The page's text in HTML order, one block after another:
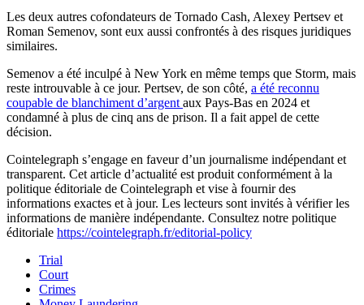
Les deux autres cofondateurs de Tornado Cash, Alexey Pertsev et
Roman Semenov, sont eux aussi confrontés à des risques juridiques
similaires.
Semenov a été inculpé à New York en même temps que Storm, mais
reste introuvable à ce jour. Pertsev, de son côté, a été reconnu
coupable de blanchiment d’argent aux Pays-Bas en 2024 et
condamné à plus de cinq ans de prison. Il a fait appel de cette
décision.
Cointelegraph s’engage en faveur d’un journalisme indépendant et
transparent. Cet article d’actualité est produit conformément à la
politique éditoriale de Cointelegraph et vise à fournir des
informations exactes et à jour. Les lecteurs sont invités à vérifier les
informations de manière indépendante. Consultez notre politique
éditoriale https://cointelegraph.fr/editorial-policy
Trial
Court
Crimes